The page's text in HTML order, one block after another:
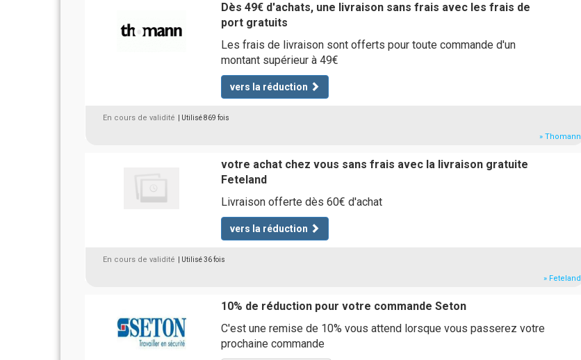
Dès 49€ d'achats, une livraison sans frais avec les frais de
port gratuits
Les frais de livraison sont offerts pour toute commande d'un
montant supérieur à 49€
vers la réduction
En cours de validité | Utilisé 869 fois
» Thomann
votre achat chez vous sans frais avec la livraison gratuite
Feteland
Livraison offerte dès 60€ d'achat
vers la réduction
En cours de validité | Utilisé 36 fois
» Feteland
10% de réduction pour votre commande Seton
C'est une remise de 10% vous attend lorsque vous passerez votre
prochaine commande